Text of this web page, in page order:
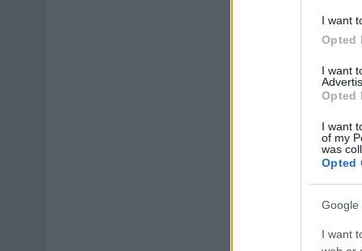
I want
Opted
I want
Opted
I want
of my
was
Opted
Google
I want